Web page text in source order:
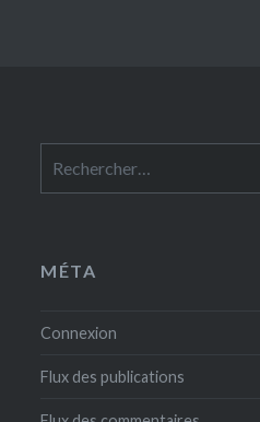
MÉTA
Connexion
Flux des publications